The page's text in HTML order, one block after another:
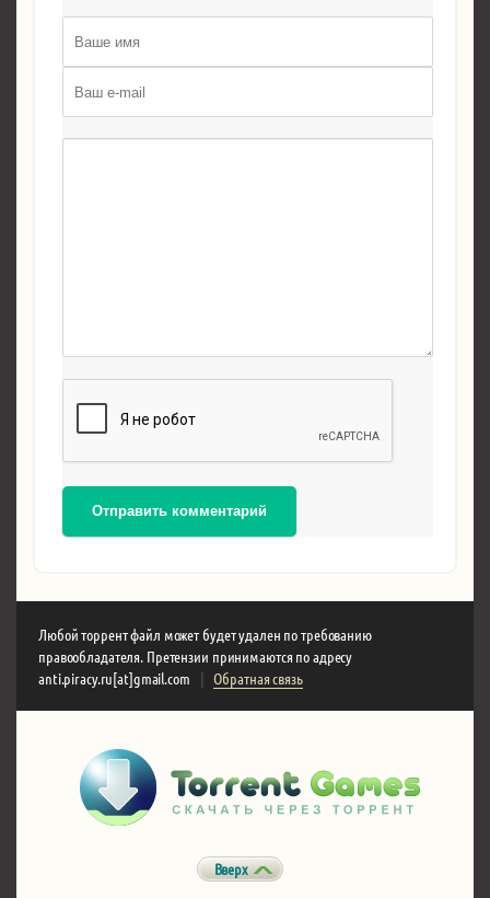
Отправить комментарий
Любой торрент файл может будет удален по требованию
правообладателя. Претензии принимаются по адресу
anti.piracy.ru[at]gmail.com
| Обратная связь
Вверх